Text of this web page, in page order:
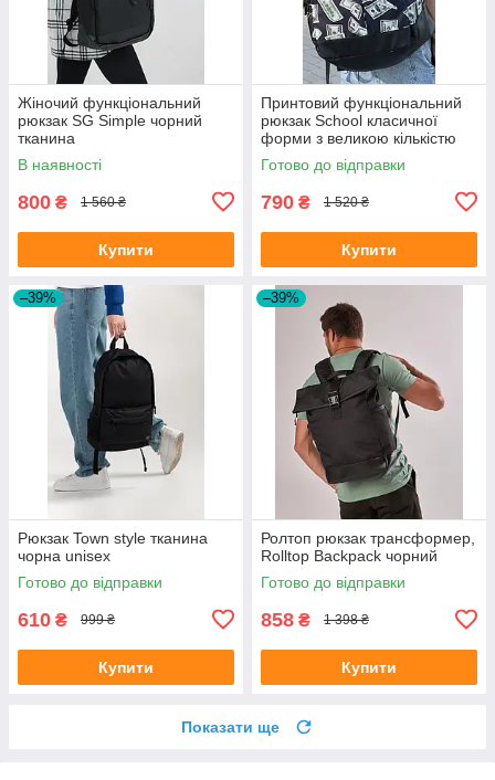
Жіночий функціональний
рюкзак SG Simple чорний
тканина
В наявності
800 ₴ 1 560 ₴
Купити
Принтовий функціональний
рюкзак School класичної
форми з великою кількістю
відділень на 30л
Готово до відправки
790 ₴ 1 520 ₴
Купити
–39%
Рюкзак Town style тканина
чорна unisex
Готово до відправки
610 ₴ 999 ₴
Купити
–39%
Ролтоп рюкзак трансформер,
Rolltop Backpack чорний
Готово до відправки
858 ₴ 1 398 ₴
Купити
Показати ще